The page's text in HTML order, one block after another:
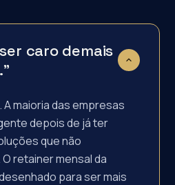
caro demais
maioria das empresas
depois de já ter
que não
retainer mensal da
para ser mais